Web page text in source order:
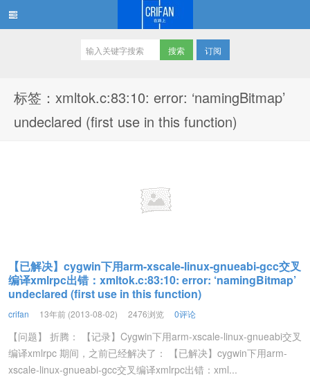
订阅
标签：xmltok.c:83:10: error: ‘namingBitmap’
undeclared (first use in this function)
【已解决】cygwin下用arm-xscale-linux-gnueabi-gcc交叉
编译xmlrpc出错：xmltok.c:83:10: error: ‘namingBitmap’
undeclared (first use in this function)
crifan 13年前 (2013-08-02) 2476浏览 0评论
【问题】 折腾： 【记录】Cygwin下用arm-xscale-linux-gnueabi交叉
编译xmlrpc 期间，之前已经解决了： 【已解决】cygwin下用arm-
xscale-linux-gnueabi-gcc交叉编译xmlrpc出错：xml...